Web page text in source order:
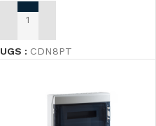
AJOUTER AU PANIER
UGS : CDN8PT